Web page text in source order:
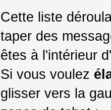
Cette liste
taper des
êtes à l'intérieur
Si vous voulez
glisser vers la